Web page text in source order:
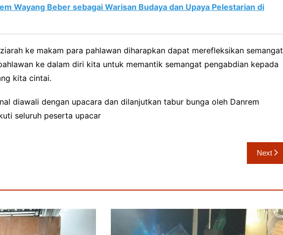
Wayang Beber sebagai Warisan Budaya dan Upaya Pelestarian di
ke makam para pahlawan diharapkan dapat merefleksikan semangat
ke dalam diri kita untuk memantik semangat pengabdian kepada
kita cintai.
diawali dengan upacara dan dilanjutkan tabur bunga oleh Danrem
seluruh peserta upacar
Next